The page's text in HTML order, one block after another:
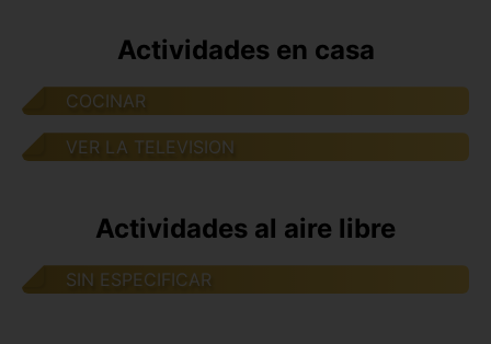
Actividades en casa
COCINAR
VER LA TELEVISION
Actividades al aire libre
SIN ESPECIFICAR